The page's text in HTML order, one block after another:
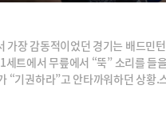
가장 감동적이었던 경기는 배드민
세트에서 무릎에서 “뚝” 소리를 들
“기권하라”고 안타까워하던 상황.
대단하지만 경기 후 인터뷰에서 더